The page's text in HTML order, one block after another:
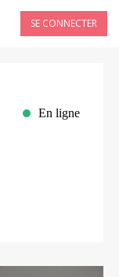
SE CONNECTER
En ligne